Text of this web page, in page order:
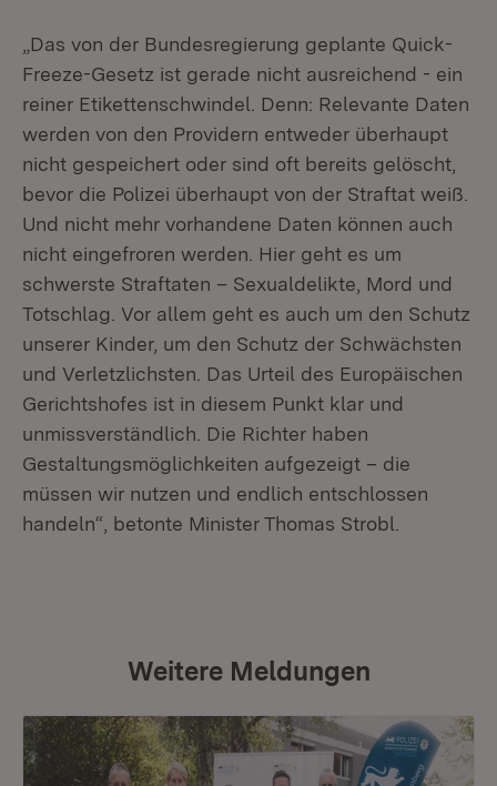
„Das von der Bundesregierung geplante Quick-
Freeze-Gesetz ist gerade nicht ausreichend - ein
reiner Etikettenschwindel. Denn: Relevante Daten
werden von den Providern entweder überhaupt
nicht gespeichert oder sind oft bereits gelöscht,
bevor die Polizei überhaupt von der Straftat weiß.
Und nicht mehr vorhandene Daten können auch
nicht eingefroren werden. Hier geht es um
schwerste Straftaten – Sexualdelikte, Mord und
Totschlag. Vor allem geht es auch um den Schutz
unserer Kinder, um den Schutz der Schwächsten
und Verletzlichsten. Das Urteil des Europäischen
Gerichtshofes ist in diesem Punkt klar und
unmissverständlich. Die Richter haben
Gestaltungsmöglichkeiten aufgezeigt – die
müssen wir nutzen und endlich entschlossen
handeln“, betonte Minister Thomas Strobl.
Weitere Meldungen